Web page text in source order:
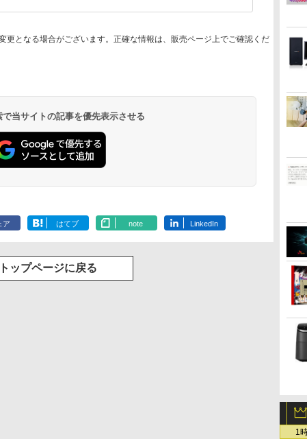
1
となる場合がございます。正確な情報は、販売ページ上でご確認くだ
当サイトの記事を優先表示させる
ア はてブ note LinkedIn
トップページに戻る